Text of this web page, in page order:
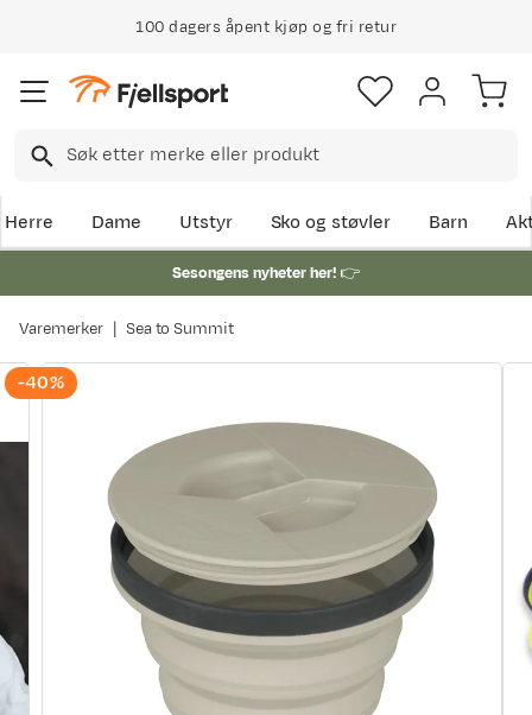
100 dagers åpent kjøp og fri retur
Herre Dame Utstyr Sko og støvler Barn
Sesongens nyheter her!👉
Varemerker Sea to Summit
-40%